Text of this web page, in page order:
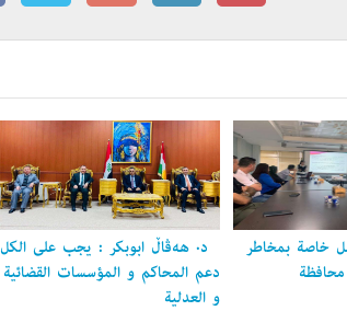
د. هەڤاڵ أبوبكر : يجب على الكل
دعم المحاكم و المؤسسات القضائية
و العدلية
خاصة بمخاطر